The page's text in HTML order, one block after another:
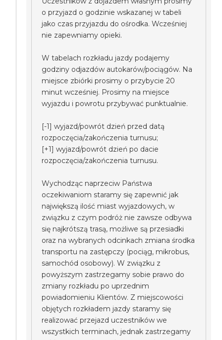
o przyjazd o godzinie wskazanej w tabeli
jako czas przyjazdu do ośrodka. Wcześniej
nie zapewniamy opieki.
W tabelach rozkładu jazdy podajemy
godziny odjazdów autokarów/pociągów. Na
miejsce zbiórki prosimy o przybycie 20
minut wcześniej. Prosimy na miejsce
wyjazdu i powrotu przybywać punktualnie.
[-1] wyjazd/powrót dzień przed datą
rozpoczęcia/zakończenia turnusu;
[+1] wyjazd/powrót dzień po dacie
rozpoczęcia/zakończenia turnusu.
Wychodząc naprzeciw Państwa
oczekiwaniom staramy się zapewnić jak
największą ilość miast wyjazdowych, w
związku z czym podróż nie zawsze odbywa
się najkrótszą trasą, możliwe są przesiadki
oraz na wybranych odcinkach zmiana środka
transportu na zastępczy (pociąg, mikrobus,
samochód osobowy). W związku z
powyższym zastrzegamy sobie prawo do
zmiany rozkładu po uprzednim
powiadomieniu Klientów. Z miejscowości
objętych rozkładem jazdy staramy się
realizować przejazd uczestników we
wszystkich terminach, jednak zastrzegamy